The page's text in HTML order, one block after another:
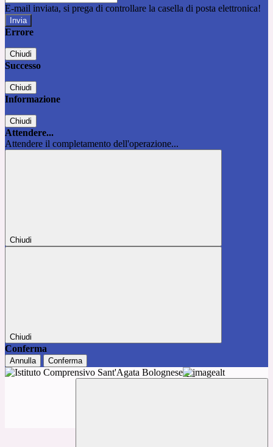
E-mail inviata, si prega di controllare la casella di posta elettronica!
Errore
Chiudi
Successo
Chiudi
Informazione
Chiudi
Attendere...
Attendere il completamento dell'operazione...
Chiudi
Chiudi
Conferma
Annulla Conferma